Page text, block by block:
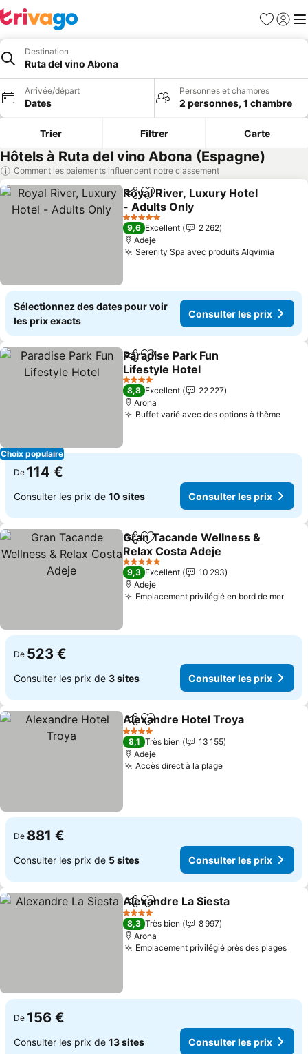
Favoris
Se
Destination
Ruta del vino Abona
Arrivée/départ
Dates
Personnes et chambres
2 personnes, 1 chambre
Trier Filtrer Carte
Hôtels à Ruta del vino Abona (Espagne)
Comment les paiements influencent notre classement
PartagerAjouter à mes favoris
Royal River, Luxury Hotel
- Adults Only
Consulter les prix
5 Étoiles
9,6 Excellent
2 262
Adeje
Serenity Spa avec produits Alqvimia
Sélectionnez des dates pour voir
les prix exacts
Consulter les prix
Choix populaire
PartagerAjouter à mes favoris
Paradise Park Fun
Lifestyle Hotel
Consulter les prix
4 Étoiles
8,8 Excellent
22 227
Arona
Buffet varié avec des options à thème
De 114 €
Consulter les prix de 10 sites Consulter les prix
PartagerAjouter à mes favoris
Gran Tacande Wellness &
Relax Costa Adeje
Consulter les prix
5 Étoiles
9,3 Excellent
10 293
Adeje
Emplacement privilégié en bord de mer
De 523 €
Consulter les prix de 3 sites Consulter les prix
PartagerAjouter à mes favoris
Alexandre Hotel Troya
4 Étoiles
8,1 Très bien
13 155
Adeje
Accès direct à la plageConsulter les
De 881 €
Consulter les prix de 5 sites Consulter les prix
PartagerAjouter à mes favoris
Alexandre La Siesta
4 Étoiles
8,3 Très bien
8 997
Arona
Emplacement privilégié près des plages
De 156 €
Consulter les prix de 13 sites Consulter les prix